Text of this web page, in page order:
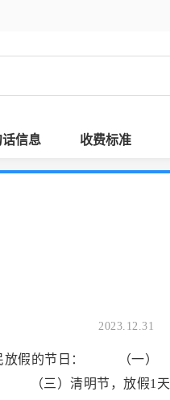
信息 收费标准
2023.12.31
放假的节日： （一）
（三）清明节，放假1天